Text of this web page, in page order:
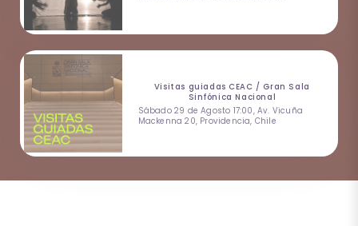
Visitas guiadas CEAC / Gran Sala
Sinfónica Nacional
Sábado 29 de Agosto 17:00, Av. Vicuña
Mackenna 20, Providencia, Chile